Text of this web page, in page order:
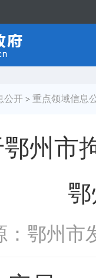
公开 > 重点领域信息
鄂州市
：鄂州市